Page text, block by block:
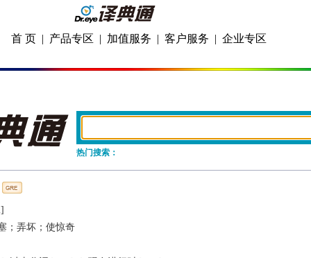
首 页 | 产品专区 | 加值服务 | 客户服务 | 企业专区
热门搜索：
；弄坏；使惊奇